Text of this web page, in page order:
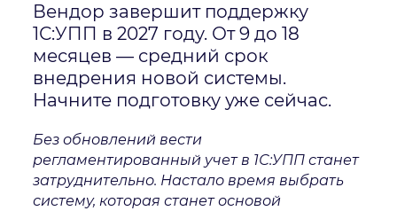
Вендор завершит поддержку
1С:УПП в 2027 году. От 9 до 18
месяцев — средний срок
внедрения новой системы.
Начните подготовку уже сейчас.
Без обновлений вести
регламентированный учет в 1С:УПП станет
затруднительно. Настало время выбрать
систему, которая станет основой
Политика обработки персональных данных
Ясогласен на получение рекламно-информационных
рассылок
Oтправить
Благодарим за заявку!
После обработки заявки с вами свяжется наш
специалист.
Не волнуйтесь, если пропустите звонок, мы